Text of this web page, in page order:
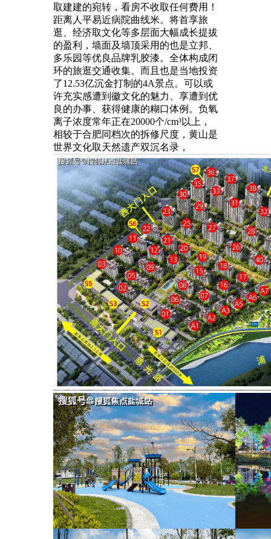
取建建的宛转，看房不收取任何费用！
距离人平易近病院曲线米。将首享旅
逛、经济取文化等多层面大幅成长提拔
的盈利，墙面及墙顶采用的也是立邦、
多乐园等优良品牌乳胶漆。全体构成闭
环的旅逛交通收集。而且也是当地投资
了12.53亿沉金打制的4A景点。可以或
许充实感遭到徽文化的魅力、享遭到优
良的办事、获得健康的糊口体例。负氧
离子浓度常年正在20000个/cm³以上，
相较于合肥同档次的拆修尺度，黄山是
世界文化取天然遗产双沉名录，